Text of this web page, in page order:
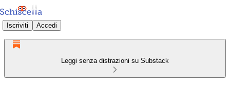
Iscriviti Accedi
Leggi senza distrazioni su Substack